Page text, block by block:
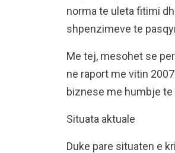
norma te uleta fitimi
shpenzimeve te
Me tej, mesohet se
ne raport me vitin
biznese me humbje
Situata aktuale
Duke pare situaten e